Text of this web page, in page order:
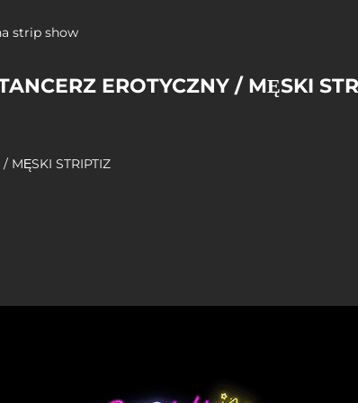
EROTYCZNY / MĘSKI
MĘSKI STRIPTIZ